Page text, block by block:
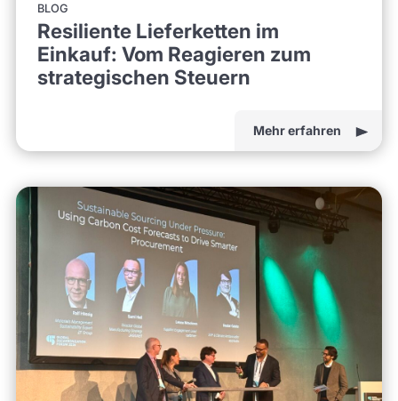
BLOG
Resiliente Lieferketten im
Einkauf: Vom Reagieren zum
strategischen Steuern
Mehr erfahren